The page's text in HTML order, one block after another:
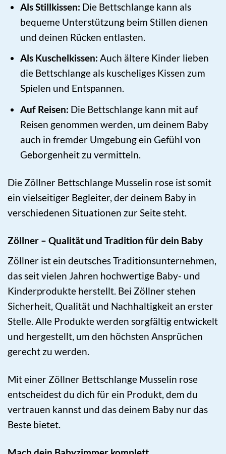
Als Stillkissen: Die Bettschlange kann als
bequeme Unterstützung beim Stillen dienen
und deinen Rücken entlasten.
Als Kuschelkissen: Auch ältere Kinder lieben
die Bettschlange als kuscheliges Kissen zum
Spielen und Entspannen.
Auf Reisen: Die Bettschlange kann mit auf
Reisen genommen werden, um deinem Baby
auch in fremder Umgebung ein Gefühl von
Geborgenheit zu vermitteln.
Die Zöllner Bettschlange Musselin rose ist somit
ein vielseitiger Begleiter, der deinem Baby in
verschiedenen Situationen zur Seite steht.
Zöllner – Qualität und Tradition für dein Baby
Zöllner ist ein deutsches Traditionsunternehmen,
das seit vielen Jahren hochwertige Baby- und
Kinderprodukte herstellt. Bei Zöllner stehen
Sicherheit, Qualität und Nachhaltigkeit an erster
Stelle. Alle Produkte werden sorgfältig entwickelt
und hergestellt, um den höchsten Ansprüchen
gerecht zu werden.
Mit einer Zöllner Bettschlange Musselin rose
entscheidest du dich für ein Produkt, dem du
vertrauen kannst und das deinem Baby nur das
Beste bietet.